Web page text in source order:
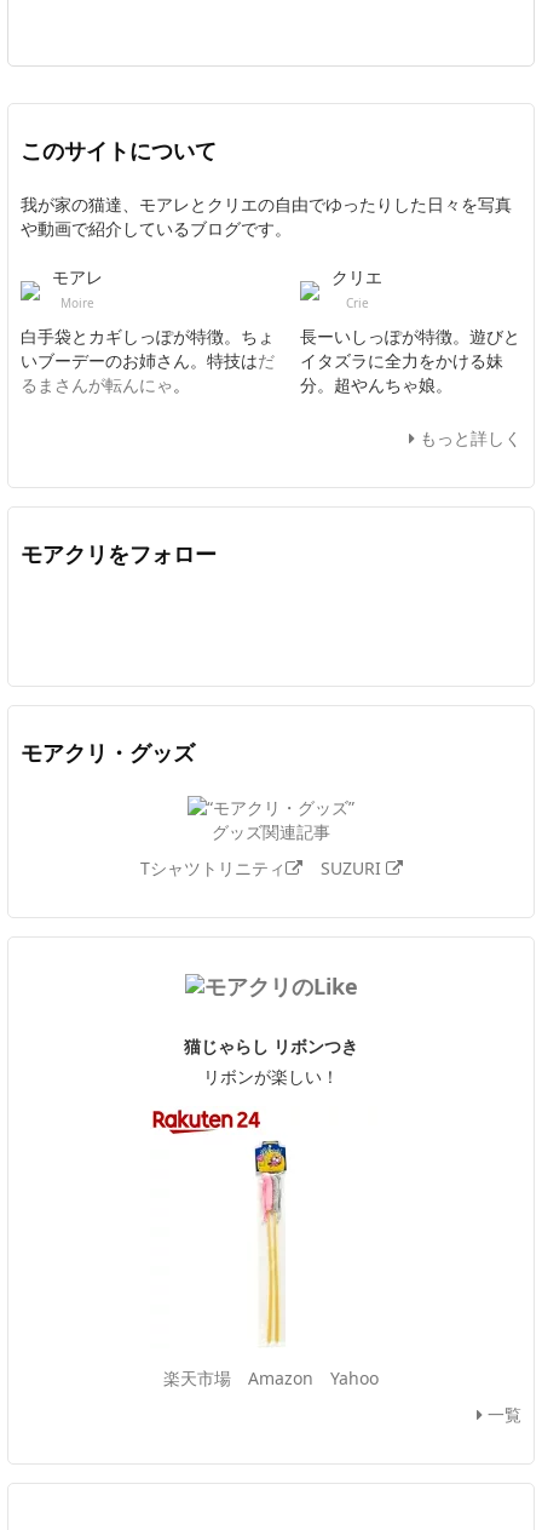
このサイトについて
我が家の猫達、モアレとクリエの自由でゆったりした日々を写真
や動画で紹介しているブログです。
モアレ
Moire
白手袋とカギしっぽが特徴。ちょ
いブーデーのお姉さん。特技はだ
るまさんが転んにゃ。
クリエ
Crie
長ーいしっぽが特徴。遊びと
イタズラに全力をかける妹
分。超やんちゃ娘。
もっと詳しく
モアクリをフォロー
モアクリ・グッズ
グッズ関連記事
Tシャツトリニティ
SUZURI
猫じゃらし リボンつき
リボンが楽しい！
楽天市場 Amazon
Yahoo
一覧